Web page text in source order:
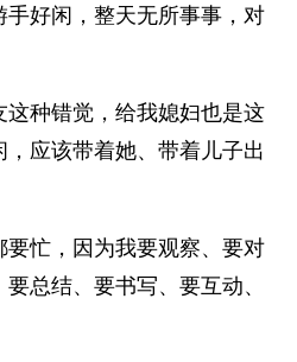
好闲，整天无所事事，对
种错觉，给我媳妇也是这
应该带着她、带着儿子出
忙，因为我要观察、要对
总结、要书写、要互动、